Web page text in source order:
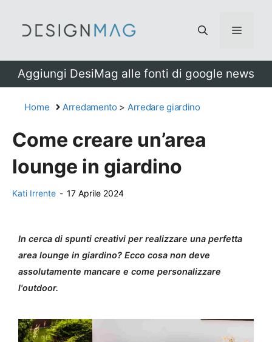
Menu
Aggiungi DesiMag alle fonti di google news
Home Arredamento > Arredare giardino
Come creare un’area
lounge in giardino
Kati Irrente - 17 Aprile 2024
In cerca di spunti creativi per realizzare una perfetta
area lounge in giardino? Ecco cosa non deve
assolutamente mancare e come personalizzare
l'outdoor.